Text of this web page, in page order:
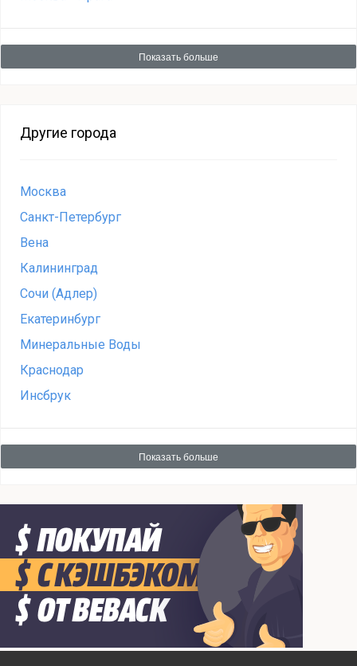
Показать больше
Другие города
Москва
Санкт-Петербург
Вена
Калининград
Сочи (Адлер)
Екатеринбург
Минеральные Воды
Краснодар
Инсбрук
Показать больше